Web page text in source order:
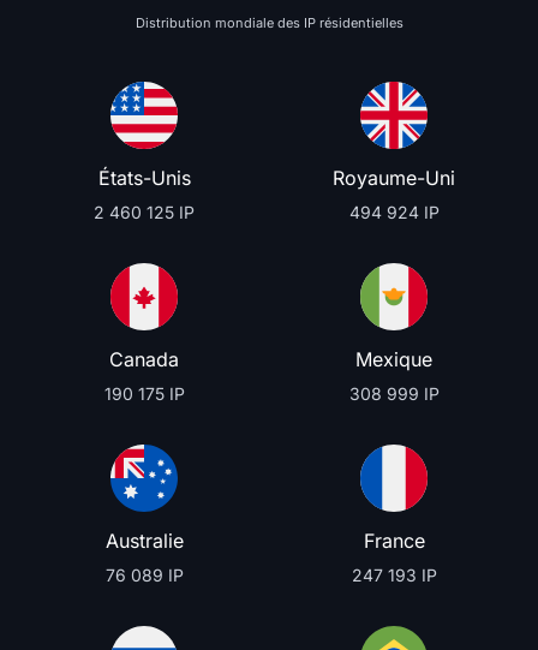
Distribution mondiale des IP résidentielles
États-Unis
2 460 125 IP
Royaume-Uni
494 924 IP
Canada
190 175 IP
Mexique
308 999 IP
Australie
76 089 IP
France
247 193 IP